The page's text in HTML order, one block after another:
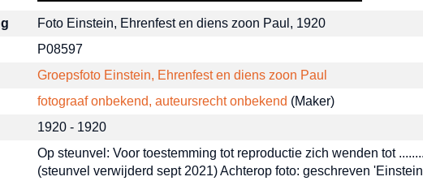
Foto Einstein, Ehrenfest en diens zoon Paul, 1920
P08597
Groepsfoto Einstein, Ehrenfest en diens zoon Paul
fotograaf onbekend, auteursrecht onbekend (Maker)‎
1920 - 1920
Op steunvel: Voor toestemming tot reproductie zich wenden tot
(steunvel verwijderd sept 2021) Achterop foto: geschreven